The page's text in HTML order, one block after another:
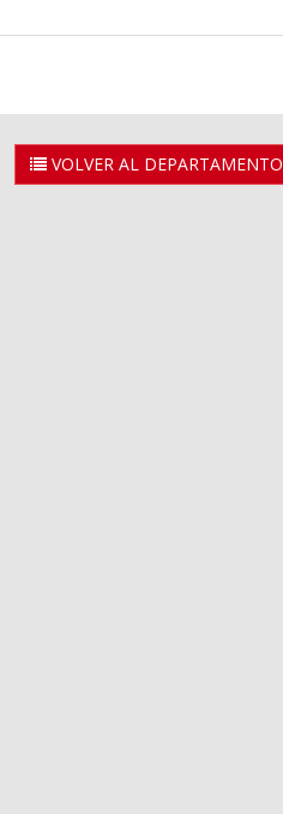
VOLVER AL DEPARTAMENTO